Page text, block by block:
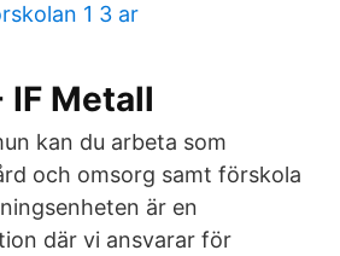
1 3 ar
IF Metall
kan du arbeta som
och omsorg samt förskola
är en
där vi ansvarar för